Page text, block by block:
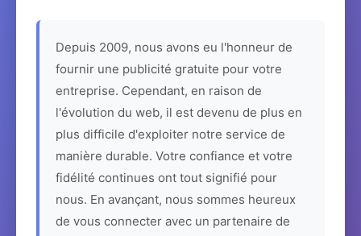
Depuis 2009, nous avons eu l'honneur de
fournir une publicité gratuite pour votre
entreprise. Cependant, en raison de
l'évolution du web, il est devenu de plus en
plus difficile d'exploiter notre service de
manière durable. Votre confiance et votre
fidélité continues ont tout signifié pour
nous. En avançant, nous sommes heureux
de vous connecter avec un partenaire de